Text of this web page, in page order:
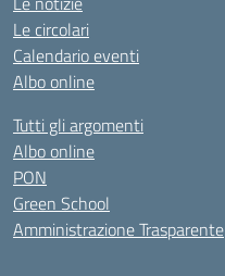
Le circolari
Calendario eventi
Albo online
Tutti gli argomenti
Albo online
PON
Green School
Amministrazione Trasparente